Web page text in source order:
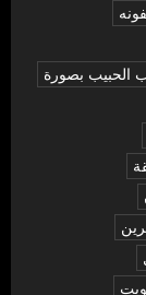
الحبيب بصورة